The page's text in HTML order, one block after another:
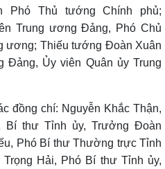
Phó Thủ tướng Chính phủ;
Trung ương Đảng, Phó Chủ
ương; Thiếu tướng Đoàn Xuân
Đảng, Ủy viên Quân ủy Trung
đồng chí: Nguyễn Khắc Thận,
Bí thư Tỉnh ủy, Trưởng Đoàn
Phó Bí thư Thường trực Tỉnh
Hải, Phó Bí thư Tỉnh ủy,